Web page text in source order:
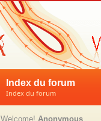
Index du forum
Index du forum
Welcome! Anonymous